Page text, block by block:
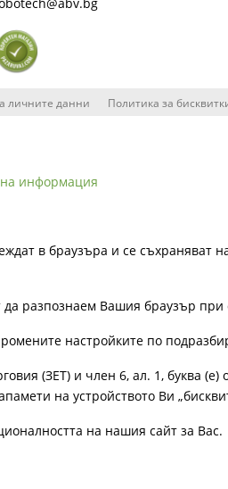
личните данни Политика за
информация
в браузъра и се съхраняват
да разпознаем Вашия браузър
настройките по
(ЗЕТ) и член 6, ал. 1, буква (е)
на устройството Ви
на нашия сайт за Вас.